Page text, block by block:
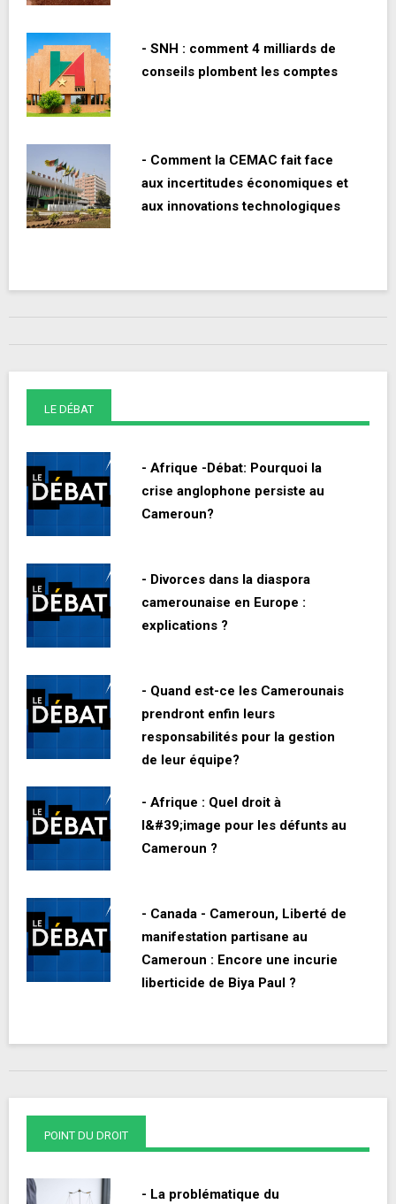
- SNH : comment 4 milliards de
conseils plombent les comptes
- Comment la CEMAC fait face
aux incertitudes économiques et
aux innovations technologiques
LE DÉBAT
- Afrique -Débat: Pourquoi la
crise anglophone persiste au
Cameroun?
- Divorces dans la diaspora
camerounaise en Europe :
explications ?
- Quand est-ce les Camerounais
prendront enfin leurs
responsabilités pour la gestion
de leur équipe?
- Afrique : Quel droit à
l&#39;image pour les défunts au
Cameroun ?
- Canada - Cameroun, Liberté de
manifestation partisane au
Cameroun : Encore une incurie
liberticide de Biya Paul ?
POINT DU DROIT
- La problématique du